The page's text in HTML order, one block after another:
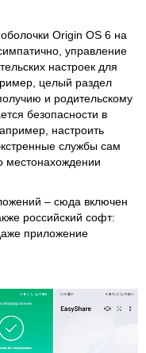
Origin OS 6 на
управление
настроек для
целый раздел
и родительскому
безопасности в
настроить
службы сам
– сюда включен
российский софт:
приложение